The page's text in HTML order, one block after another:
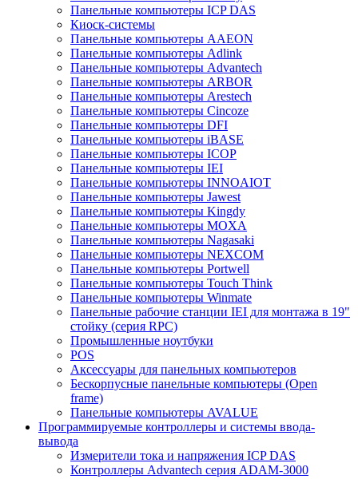
Панельные компьютеры ICP DAS
Киоск-системы
Панельные компьютеры AAEON
Панельные компьютеры Adlink
Панельные компьютеры Advantech
Панельные компьютеры ARBOR
Панельные компьютеры Arestech
Панельные компьютеры Cincoze
Панельные компьютеры DFI
Панельные компьютеры iBASE
Панельные компьютеры ICOP
Панельные компьютеры IEI
Панельные компьютеры INNOAIOT
Панельные компьютеры Jawest
Панельные компьютеры Kingdy
Панельные компьютеры MOXA
Панельные компьютеры Nagasaki
Панельные компьютеры NEXCOM
Панельные компьютеры Portwell
Панельные компьютеры Touch Think
Панельные компьютеры Winmate
Панельные рабочие станции IEI для монтажа в 19"
стойку (серия RPC)
Промышленные ноутбуки
POS
Аксессуары для панельных компьютеров
Бескорпусные панельные компьютеры (Open
frame)
Панельные компьютеры AVALUE
Программируемые контроллеры и системы ввода-
вывода
Измерители тока и напряжения ICP DAS
Контроллеры Advantech серия ADAM-3000